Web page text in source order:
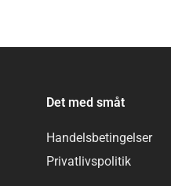
Det med småt
Handelsbetingelser
Privatlivspolitik